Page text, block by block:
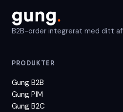
B2B-order integrerat med ditt
PRODUKTER
Gung B2B
Gung PIM
Gung B2C